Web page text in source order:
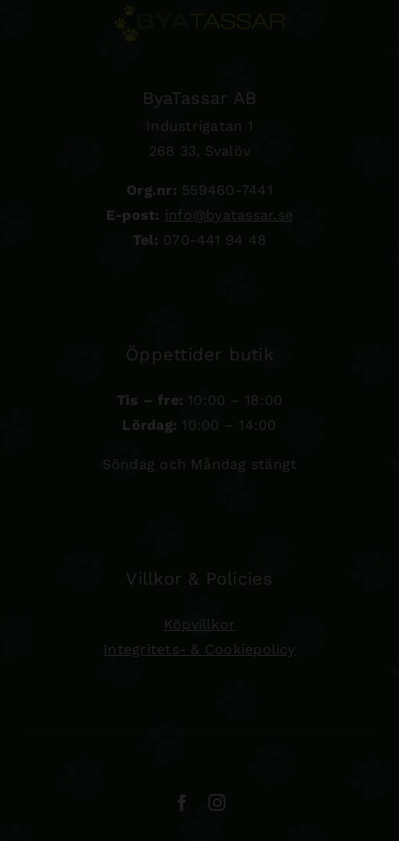
ByaTassar AB
Industrigatan 1
268 33, Svalöv
Org.nr: 559460-7441
E-post: info@byatassar.se
Tel: 070-441 94 48
Öppettider butik
Tis – fre: 10:00 – 18:00
Lördag: 10:00 – 14:00
Söndag och Måndag stängt
Villkor & Policies
Köpvillkor
Integritets- & Cookiepolicy